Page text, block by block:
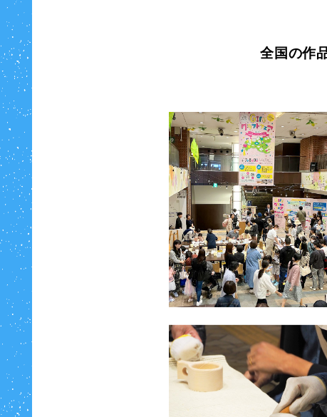
全国の作